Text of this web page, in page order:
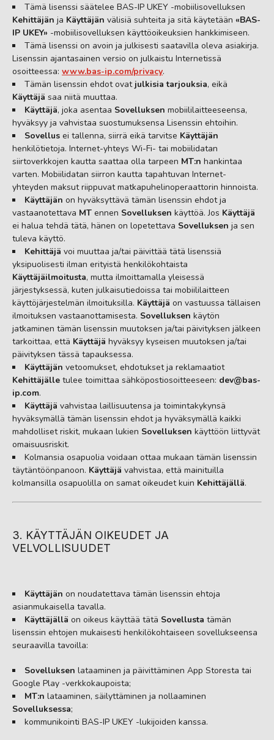
Tämä lisenssi säätelee BAS-IP UKEY -mobiilisovelluksen
Kehittäjän ja Käyttäjän välisiä suhteita ja sitä käytetään «BAS-
IP UKEY» -mobiilisovelluksen käyttöoikeuksien hankkimiseen.
Tämä lisenssi on avoin ja julkisesti saatavilla oleva asiakirja.
Lisenssin ajantasainen versio on julkaistu Internetissä
osoitteessa: www.bas-ip.com/privacy.
Tämän lisenssin ehdot ovat julkisia tarjouksia, eikä
Käyttäjä saa niitä muuttaa.
Käyttäjä, joka asentaa Sovelluksen mobiililaitteeseensa,
hyväksyy ja vahvistaa suostumuksensa Lisenssin ehtoihin.
Sovellus ei tallenna, siirrä eikä tarvitse Käyttäjän
henkilötietoja. Internet-yhteys Wi-Fi- tai mobiilidatan
siirtoverkkojen kautta saattaa olla tarpeen MT:n hankintaa
varten. Mobiilidatan siirron kautta tapahtuvan Internet-
yhteyden maksut riippuvat matkapuhelinoperaattorin hinnoista.
Käyttäjän on hyväksyttävä tämän lisenssin ehdot ja
vastaanotettava MT ennen Sovelluksen käyttöä. Jos Käyttäjä
ei halua tehdä tätä, hänen on lopetettava Sovelluksen ja sen
tuleva käyttö.
Kehittäjä voi muuttaa ja/tai päivittää tätä lisenssiä
yksipuolisesti ilman erityistä henkilökohtaista
Käyttäjäilmoitusta, mutta ilmoittamalla yleisessä
järjestyksessä, kuten julkaisutiedoissa tai mobiililaitteen
käyttöjärjestelmän ilmoituksilla. Käyttäjä on vastuussa tällaisen
ilmoituksen vastaanottamisesta. Sovelluksen käytön
jatkaminen tämän lisenssin muutoksen ja/tai päivityksen jälkeen
tarkoittaa, että Käyttäjä hyväksyy kyseisen muutoksen ja/tai
päivityksen tässä tapauksessa.
Käyttäjän vetoomukset, ehdotukset ja reklamaatiot
Kehittäjälle tulee toimittaa sähköpostiosoitteeseen: dev@bas-
ip.com.
Käyttäjä vahvistaa laillisuutensa ja toimintakykynsä
hyväksymällä tämän lisenssin ehdot ja hyväksymällä kaikki
mahdolliset riskit, mukaan lukien Sovelluksen käyttöön liittyvät
omaisuusriskit.
Kolmansia osapuolia voidaan ottaa mukaan tämän lisenssin
täytäntöönpanoon. Käyttäjä vahvistaa, että mainituilla
kolmansilla osapuolilla on samat oikeudet kuin Kehittäjällä.
3. KÄYTTÄJÄN OIKEUDET JA
VELVOLLISUUDET
Käyttäjän on noudatettava tämän lisenssin ehtoja
asianmukaisella tavalla.
Käyttäjällä on oikeus käyttää tätä Sovellusta tämän
lisenssin ehtojen mukaisesti henkilökohtaiseen sovellukseensa
seuraavilla tavoilla:
Sovelluksen lataaminen ja päivittäminen App Storesta tai
Google Play -verkkokaupoista;
MT:n lataaminen, säilyttäminen ja nollaaminen
Sovelluksessa;
kommunikointi BAS-IP UKEY -lukijoiden kanssa.